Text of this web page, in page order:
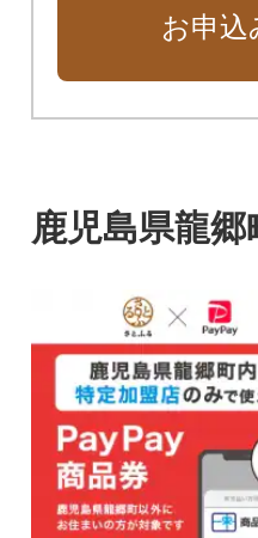
お申
鹿児島県龍